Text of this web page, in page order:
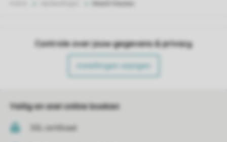
Controle over jouw gegevens & privacy
Instellingen wijzigen
Veilig en snel online boeken
SSL certificaat